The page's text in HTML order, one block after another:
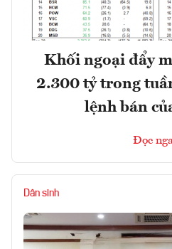
Khối ngoại đẩy
2.300 tỷ trong
lệnh bán
Đọc
Dân sinh